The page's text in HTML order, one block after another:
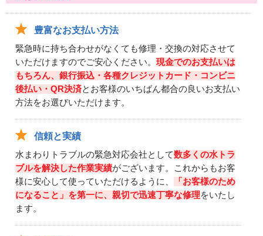
豊富なお支払い方法
緊急時に持ち合わせがなくても修理・交換の対応させて
いただけますのでご安心ください。 現金でのお支払いは
もちろん、銀行振込・各種クレジットカード・コンビニ
後払い・QR決済とお客様のいちばん都合の良いお支払い
方法をお選びいただけます。
信頼と実績
水まわりトラブルの緊急対応会社として数多くの水トラ
ブルを解決した作業実績がございます。これからもお客
様に安心して使っていただけるように、
「お客様のため
になること」を第一に、親切で迅速丁寧な修理をいたし
ます。